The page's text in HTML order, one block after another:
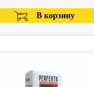
В корзину